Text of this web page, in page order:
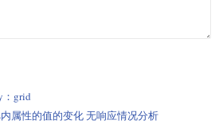
：grid
属性的值的变化 无响应情况分析